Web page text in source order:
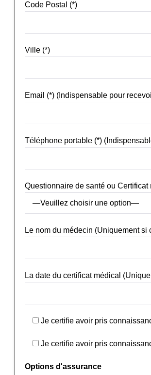
Code Postal (*)
Ville (*)
Email (*) (Indispensable pour
Téléphone portable (*)
Questionnaire de santé ou Certificat
Le nom du médecin (Uniquement si
La date du certificat médical
Je certifie avoir pris
Je certifie avoir pris
Options d'assurance